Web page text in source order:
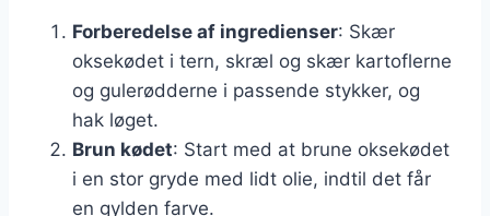
Forberedelse af ingredienser: Skær
oksekødet i tern, skræl og skær kartoflerne
og gulerødderne i passende stykker, og
hak løget.
Brun kødet: Start med at brune oksekødet
i en stor gryde med lidt olie, indtil det får
en gylden farve.